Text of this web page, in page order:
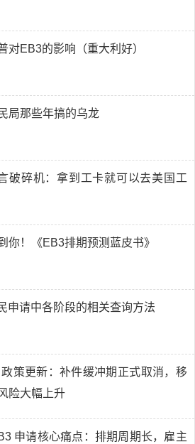
对EB3的影响（重大利好）
局那些年搞的乌龙
破碎机：拿到工卡就可以去美国工
你！《EB3排期预测蓝皮书》
申请中各阶段的相关查询方法
策更新：补件缓冲期正式取消，移
险大幅上升
申请核心痛点：排期周期长，雇主